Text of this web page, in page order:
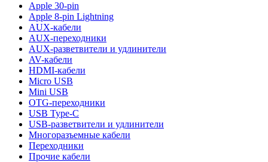
Apple 30-pin
Apple 8-pin Lightning
AUX-кабели
AUX-переходники
AUX-разветвители и удлинители
AV-кабели
HDMI-кабели
Micro USB
Mini USB
OTG-переходники
USB Type-C
USB-разветвители и удлинители
Многоразъемные кабели
Переходники
Прочие кабели